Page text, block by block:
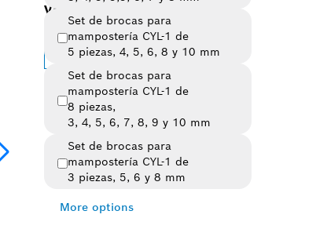
Set de brocas para
mampostería CYL-1 de
5 piezas, 4, 5, 6, 8 y 10 mm
Set de brocas para
mampostería CYL-1 de
8 piezas,
3, 4, 5, 6, 7, 8, 9 y 10 mm
Set de brocas para
mampostería CYL-1 de
3 piezas, 5, 6 y 8 mm
More options
Variante seleccionada
Change variant
Resumen de variaciones